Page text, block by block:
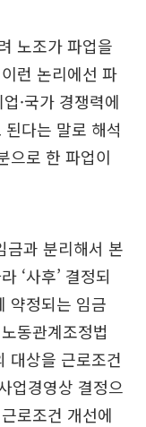
노조가 파업을
런 논리에선 파
·국가 경쟁력에
다는 말로 해석
으로 한 파업이
금과 분리해서 본
‘사후’ 결정되
약정되는 임금
동관계조정법
대상을 근로조건
업경영상 결정으
로조건 개선에